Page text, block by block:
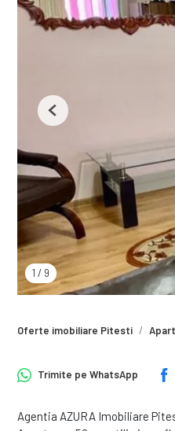
1 / 9
Previous
Oferte imobiliare Pitesti
Trimite pe WhatsApp
Agentia AZURA Imobiliare